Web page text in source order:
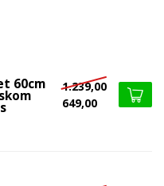
60cm
1.239,00
649,00